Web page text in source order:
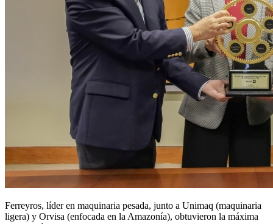
Ferreyros, líder en maquinaria pesada, junto a Unimaq (maquinaria
ligera) y Orvisa (enfocada en la Amazonía), obtuvieron la máxima